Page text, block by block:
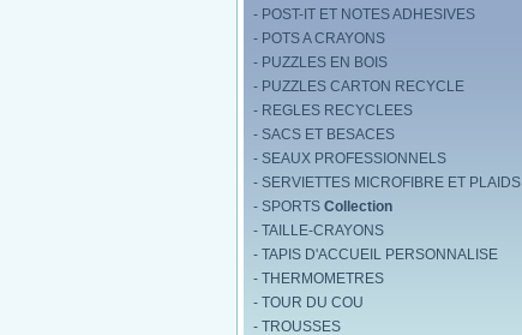
- POST-IT ET NOTES ADHESIVES
- POTS A CRAYONS
- PUZZLES EN BOIS
- PUZZLES CARTON RECYCLE
- REGLES RECYCLEES
- SACS ET BESACES
- SEAUX PROFESSIONNELS
- SERVIETTES MICROFIBRE ET PLAIDS
- SPORTS Collection
- TAILLE-CRAYONS
- TAPIS D'ACCUEIL PERSONNALISE
- THERMOMETRES
- TOUR DU COU
- TROUSSES